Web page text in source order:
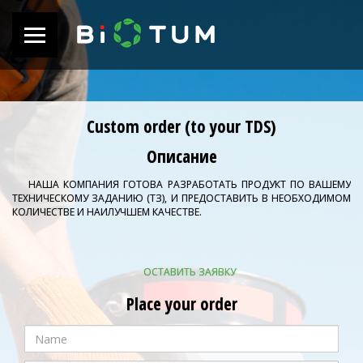
Custom order (to your TDS)
Описание
НАША КОМПАНИЯ ГОТОВА РАЗРАБОТАТЬ ПРОДУКТ ПО ВАШЕМУ
ТЕХНИЧЕСКОМУ ЗАДАНИЮ (ТЗ), И ПРЕДОСТАВИТЬ В НЕОБХОДИМОМ
КОЛИЧЕСТВЕ И НАИЛУЧШЕМ КАЧЕСТВЕ.
ОСТАВИТЬ ЗАЯВКУ
Place your order